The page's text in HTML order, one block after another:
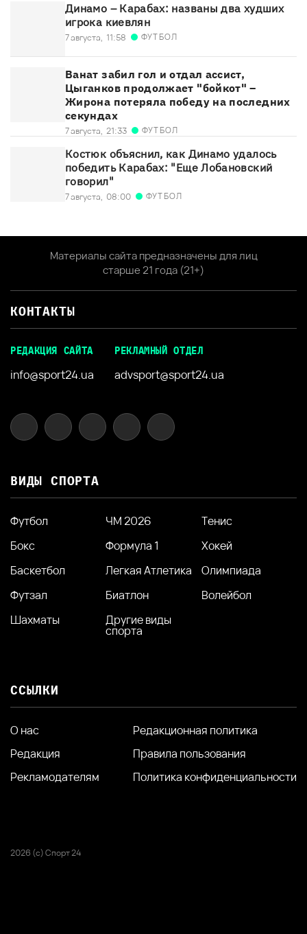
Динамо – Карабах: названы два худших
игрока киевлян
7 августа, 11:58 ФУТБОЛ
Ванат забил гол и отдал ассист,
Цыганков продолжает "бойкот" –
Жирона потеряла победу на последних
секундах
7 августа, 21:33 ФУТБОЛ
Костюк объяснил, как Динамо удалось
победить Карабах: "Еще Лобановский
говорил"
7 августа, 08:00 ФУТБОЛ
Материалы сайта предназначены для лиц
старше 21 года (21+)
КОНТАКТЫ
РЕДАКЦИЯ САЙТА
info@sport24.ua
РЕКЛАМНЫЙ ОТДЕЛ
advsport@sport24.ua
ВИДЫ СПОРТА
Футбол ЧМ 2026
Тенис
Бокс
Формула 1
Хокей
Баскетбол
Легкая Атлетика
Олимпиада
Футзал
Биатлон
Волейбол
Шахматы
Другие виды
спорта
ССЫЛКИ
О нас
Редакция
Рекламодателям
Редакционная политика
Правила пользования
Политика конфиденциальности
2026 (с) Спорт 24